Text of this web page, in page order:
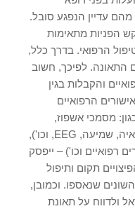
עדיין הנפגע סובל.
הפניות מתאימות
הרפואי. בדרך כלל,
התאונה. לפיכך, חשוב
והקבלות בגין
הרפואיים
מסמכי אשפוז,
צילומים, בדיקות CT, MRI, בדיקות ראיה, שמיעה, EEG, וכו'),
רפואיים וכו') – ייפסק
תקום ותיפול
שנאספו. וכמובן,
ולדווח על תאונת